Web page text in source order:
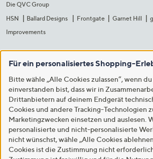
Die QVC Group
HSN
Ballard Designs Frontgate Garnet Hill
Improvements
Für ein personalisiertes Shopping-
Bitte wähle „Alle Cookies zulassen“, wenn
einverstanden bist, dass wir in
Drittanbietern auf deinem Endgerät
Cookies und andere Tracking-Technologien
Marketingzwecken einsetzen und auslesen.
personalisierte und nicht-personalisierte
nicht wünschst, wähle „Alle Cookies
Cookies ist die Zustimmung nicht